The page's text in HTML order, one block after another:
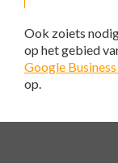
Ook zoiets
op het gebied
Google
op.